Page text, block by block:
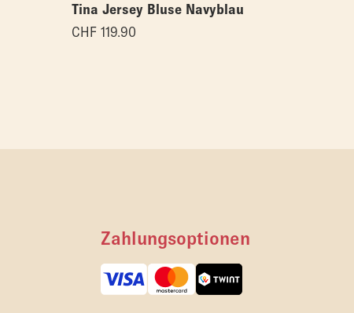
Tina Jersey Bluse Navyblau
CHF119.90
Zahlungsoptionen